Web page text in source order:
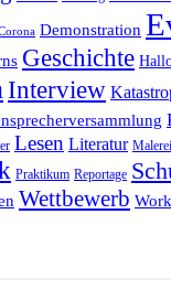
Demonstration
Geschichte
Interview
Lesen Literatur Malerei
Praktikum Reportage
Wettbewerb